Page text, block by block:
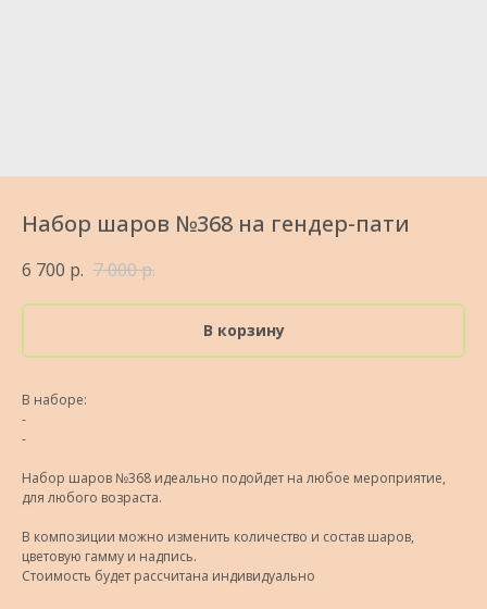
Набор шаров №368 на гендер-пати
6 700 р. 7 000р.
В корзину
В наборе:
-
-
Набор шаров №368 идеально подойдет на любое мероприятие,
для любого возраста.
В композиции можно изменить количество и состав шаров,
цветовую гамму и надпись.
Стоимость будет рассчитана индивидуально